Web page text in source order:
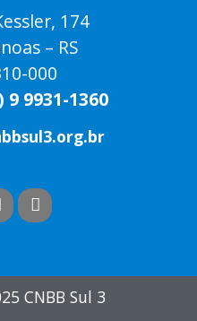
174
– RS
000
9 9931-1360
CNBB Sul 3